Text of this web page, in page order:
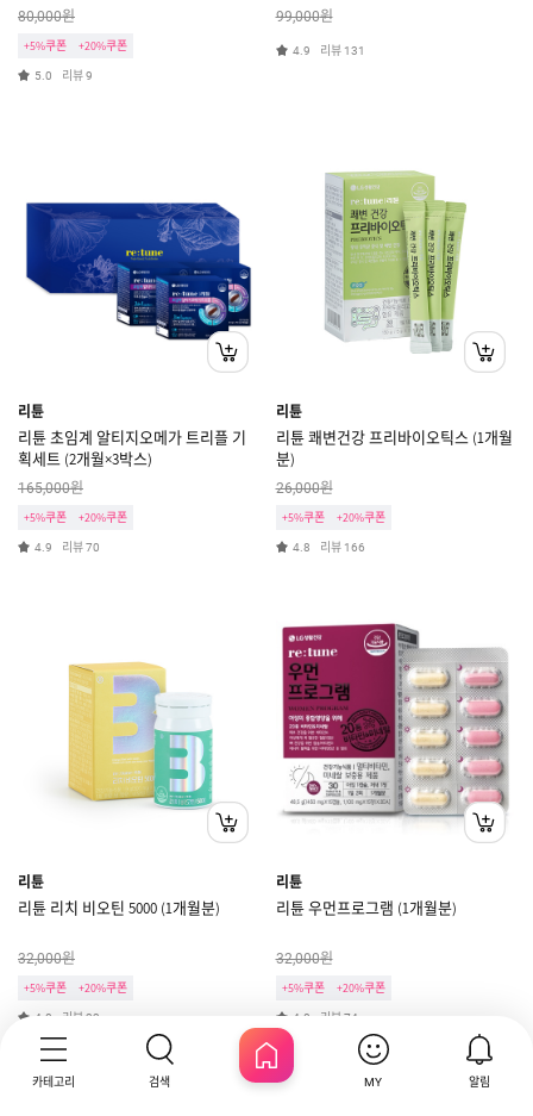
80,000원
+5%쿠폰 +20%쿠폰
5.0 리뷰9
99,000원
4.9 리뷰 131
리튠
리튠 초임계 알티지오메가 트리플 기
획세트 (2개월×3박스)
165,000원
+5%쿠폰 +20%쿠폰
4.9 리뷰70
리튠
리튠 쾌변건강 프리바이오틱스 (1개월
분)
26,000원
+5%쿠폰 +20%쿠폰
4.8 리뷰 166
리튠
리튠 리치 비오틴 5000 (1개월분)
32,000원
+5%쿠폰 +20%쿠폰
4.8 리뷰 33
리튠
리튠 우먼프로그램 (1개월분)
32,000원
+5%쿠폰 +20%쿠폰
4.8 리뷰 74
카테고리 검색 HOME MY 알림